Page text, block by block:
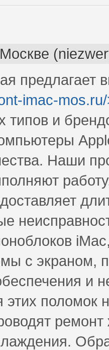
предлагает
imac-
типов и
Наши
с экраном,
и
этих